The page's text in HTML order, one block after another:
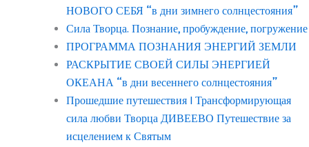
НОВОГО СЕБЯ “в дни зимнего солнцестояния”
Сила Творца. Познание, пробуждение, погружение
ПРОГРАММА ПОЗНАНИЯ ЭНЕРГИЙ ЗЕМЛИ
РАСКРЫТИЕ СВОЕЙ СИЛЫ ЭНЕРГИЕЙ
ОКЕАНА “в дни весеннего солнцестояния”
Прошедшие путешествия | Трансформирующая
сила любви Творца ДИВЕЕВО Путешествие за
исцелением к Святым